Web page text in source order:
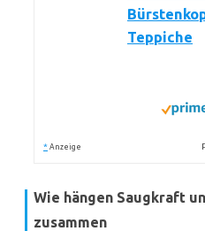
Teppiche
* Anzeige
Wie hängen Saugkraft
zusammen